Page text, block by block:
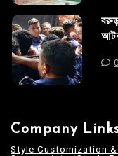
0
Company
Style Customization